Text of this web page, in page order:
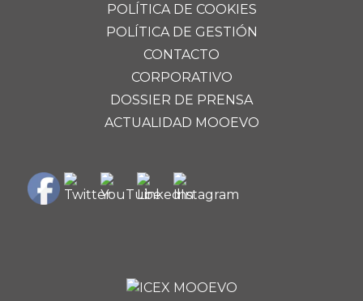
POLÍTICA DE COOKIES
POLÍTICA DE GESTIÓN
CONTACTO
CORPORATIVO
DOSSIER DE PRENSA
ACTUALIDAD MOOEVO